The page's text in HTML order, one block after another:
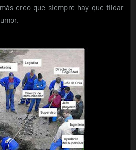
creo que siempre hay que tildar